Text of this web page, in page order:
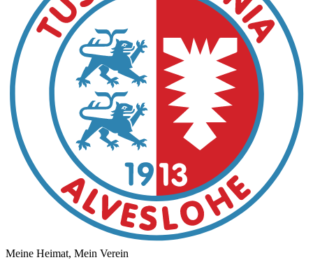
Meine Heimat, Mein Verein